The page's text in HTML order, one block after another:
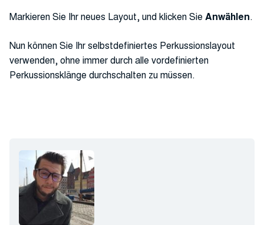
Markieren Sie Ihr neues Layout, und klicken Sie Anwählen.
Nun können Sie Ihr selbstdefiniertes Perkussionslayout
verwenden, ohne immer durch alle vordefinierten
Perkussionsklänge durchschalten zu müssen.